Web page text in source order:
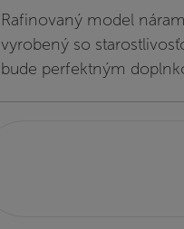
Rafinovaný model
vyrobený so
bude perfektným